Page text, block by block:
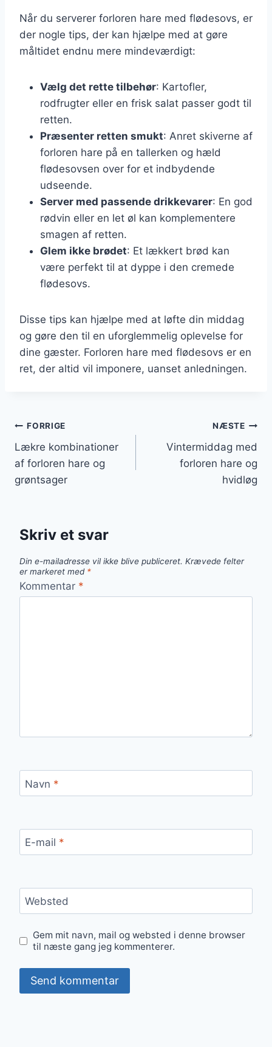
Når du serverer forloren hare med flødesovs, er
der nogle tips, der kan hjælpe med at gøre
måltidet endnu mere mindeværdigt:
Vælg det rette tilbehør: Kartofler,
rodfrugter eller en frisk salat passer godt til
retten.
Præsenter retten smukt: Anret skiverne af
forloren hare på en tallerken og hæld
flødesovsen over for et indbydende
udseende.
Server med passende drikkevarer: En god
rødvin eller en let øl kan komplementere
smagen af retten.
Glem ikke brødet: Et lækkert brød kan
være perfekt til at dyppe i den cremede
flødesovs.
Disse tips kan hjælpe med at løfte din middag
og gøre den til en uforglemmelig oplevelse for
dine gæster. Forloren hare med flødesovs er en
ret, der altid vil imponere, uanset anledningen.
Indlægsnavigation
FORRIGE
Lækre kombinationer
af forloren hare og
grøntsager
NÆSTE
Vintermiddag med
forloren hare og
hvidløg
Skriv et svar
Din e-mailadresse vil ikke blive publiceret. Krævede felter
er markeret med *
Kommentar *
Navn *
E-mail *
Websted
Gem mit navn, mail og websted i denne browser
til næste gang jeg kommenterer.